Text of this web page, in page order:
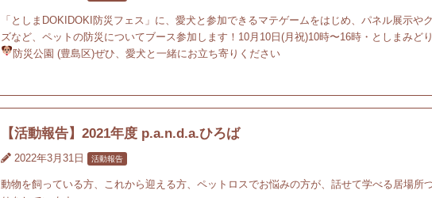
「としまDOKIDOKI防災フェス」に、愛犬と参加できるマテゲームをはじめ、パネル展示や
ズなど、ペットの防災についてブース参加します！10月10日(月祝)10時〜16時・としまみど
防災公園 (豊島区)ぜひ、愛犬と一緒にお立ち寄りください
【活動報告】2021年度 p.a.n.d.a.ひろば
2022年3月31日 活動報告
動物を飼っている方、これから迎える方、ペットロスでお悩みの方が、話せて学べる居場所